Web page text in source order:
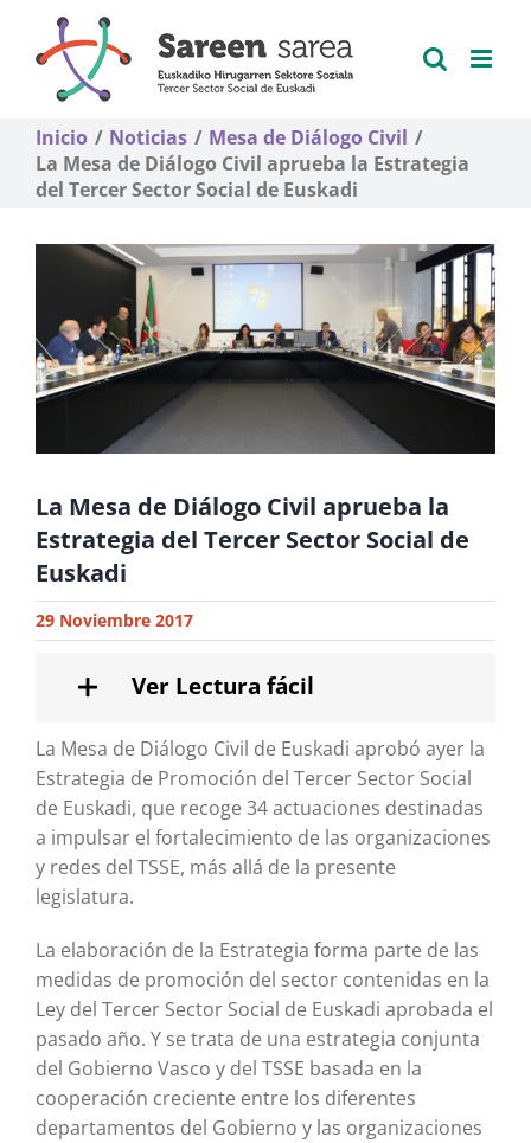
contenido
Inicio Noticias
Mesa de Diálogo Civil
La Mesa de Diálogo Civil aprueba la Estrategia
del Tercer Sector Social de Euskadi
La Mesa de Diálogo Civil aprueba la
Estrategia del Tercer Sector Social de
Euskadi
29 Noviembre 2017
Ver Lectura fácil
La Mesa de Diálogo Civil de Euskadi aprobó ayer la
Estrategia de Promoción del Tercer Sector Social
de Euskadi, que recoge 34 actuaciones destinadas
a impulsar el fortalecimiento de las organizaciones
y redes del TSSE, más allá de la presente
legislatura.
La elaboración de la Estrategia forma parte de las
medidas de promoción del sector contenidas en la
Ley del Tercer Sector Social de Euskadi aprobada el
pasado año. Y se trata de una estrategia conjunta
del Gobierno Vasco y del TSSE basada en la
cooperación creciente entre los diferentes
departamentos del Gobierno y las organizaciones